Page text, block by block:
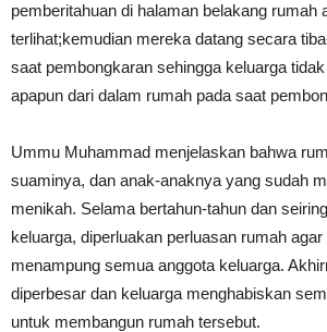
pemberitahuan di halaman belakang rumah
terlihat;kemudian mereka datang secara
saat pembongkaran sehingga keluarga
apapun dari dalam rumah pada saat
Ummu Muhammad menjelaskan bahwa
suaminya, dan anak-anaknya yang sudah
menikah. Selama bertahun-tahun dan
keluarga, diperluakan perluasan rumah
menampung semua anggota keluarga.
diperbesar dan keluarga menghabiskan
untuk membangun rumah tersebut.